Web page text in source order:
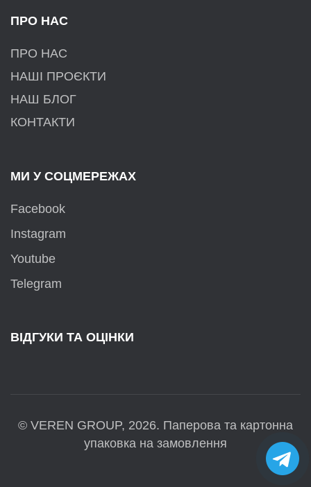
ПРО НАС
ПРО НАС
НАШІ ПРОЄКТИ
НАШ БЛОГ
КОНТАКТИ
МИ У СОЦМЕРЕЖАХ
Facebook
Instagram
Youtube
Telegram
ВІДГУКИ ТА ОЦІНКИ
© VEREN GROUP, 2026. Паперова та картонна
упаковка на замовлення